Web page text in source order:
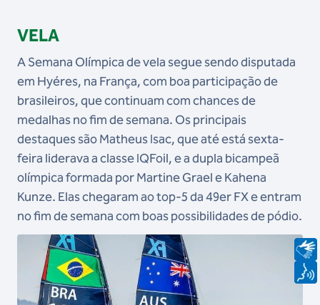
VELA
A Semana Olímpica de vela segue sendo disputada
em Hyéres, na França, com boa participação de
brasileiros, que continuam com chances de
medalhas no fim de semana. Os principais
destaques são Matheus Isac, que até está sexta-
feira liderava a classe IQFoil, e a dupla bicampeã
olímpica formada por Martine Grael e Kahena
Kunze. Elas chegaram ao top-5 da 49er FX e entram
no fim de semana com boas possibilidades de pódio.